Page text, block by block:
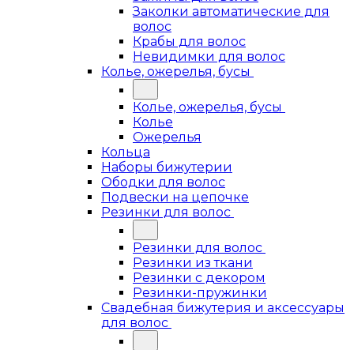
Заколки автоматические для
волос
Крабы для волос
Невидимки для волос
Колье, ожерелья, бусы
Колье, ожерелья, бусы
Колье
Ожерелья
Кольца
Наборы бижутерии
Ободки для волос
Подвески на цепочке
Резинки для волос
Резинки для волос
Резинки из ткани
Резинки с декором
Резинки-пружинки
Свадебная бижутерия и аксессуары
для волос